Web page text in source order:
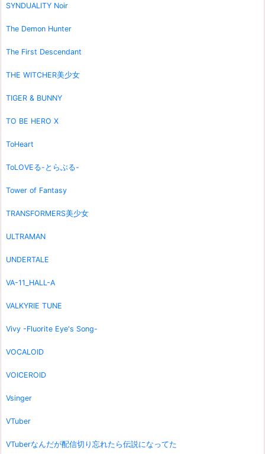
SYNDUALITY Noir
The Demon Hunter
The First Descendant
THE WITCHER美少女
TIGER & BUNNY
TO BE HERO X
ToHeart
ToLOVEる-とらぶる-
Tower of Fantasy
TRANSFORMERS美少女
ULTRAMAN
UNDERTALE
VA-11_HALL-A
VALKYRIE TUNE
Vivy -Fluorite Eye's Song-
VOCALOID
VOICEROID
Vsinger
VTuber
VTuberなんだが配信切り忘れたら伝説になってた